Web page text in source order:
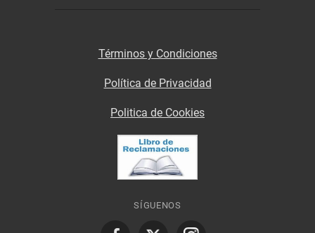
Términos y Condiciones
Política de Privacidad
Politica de Cookies
SÍGUENOS